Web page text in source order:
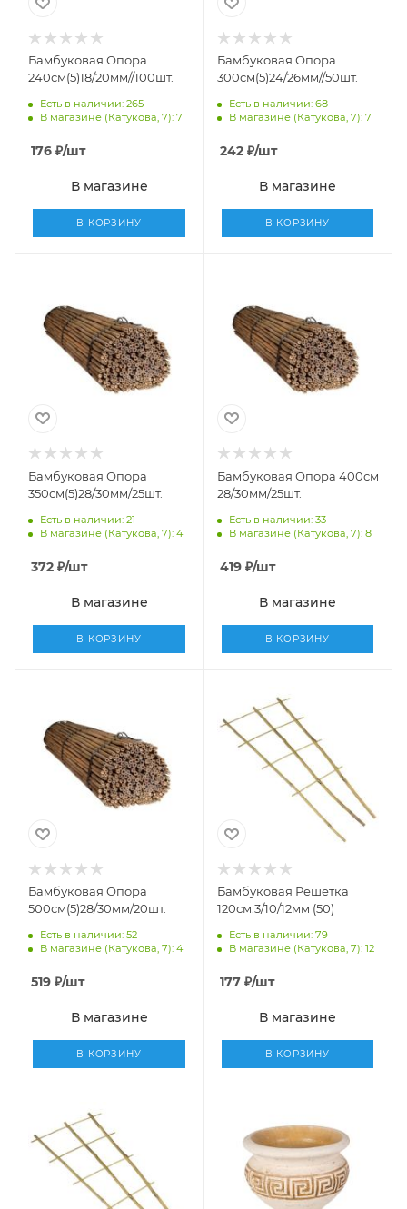
Бамбуковая Опора
240см(5)18/20мм//100шт.
Есть в наличии: 265
В магазине (Катукова, 7): 7
176 ₽/шт
В магазине
В КОРЗИНУ
Бамбуковая Опора
300см(5)24/26мм//50шт.
Есть в наличии: 68
В магазине (Катукова, 7): 7
242₽/шт
В магазине
В КОРЗИНУ
Бамбуковая Опора
350см(5)28/30мм/25шт.
Есть в наличии: 21
В магазине (Катукова, 7): 4
372 ₽/шт
В магазине
В КОРЗИНУ
Бамбуковая Опора 400см
28/30мм/25шт.
Есть в наличии: 33
В магазине (Катукова, 7): 8
419₽/шт
В магазине
В КОРЗИНУ
Бамбуковая Опора
500см(5)28/30мм/20шт.
Есть в наличии: 52
В магазине (Катукова, 7): 4
519 ₽/шт
В магазине
В КОРЗИНУ
Бамбуковая Решетка
120см.3/10/12мм (50)
Есть в наличии: 79
В магазине (Катукова, 7): 12
177₽/шт
В магазине
В КОРЗИНУ